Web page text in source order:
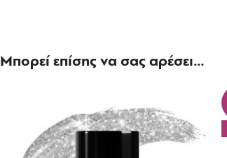
Μπορεί επίσης να σας αρέσει…